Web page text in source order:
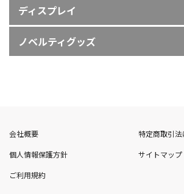
ディスプレイ
サインディスプレイ
ギフト - 生活雑貨 -
販促・イベントノベルティ
ディスプレイ
ノベルティグッズ
会社概要
特定商取引
個人情報保護方針
サイトマップ
ご利用規約